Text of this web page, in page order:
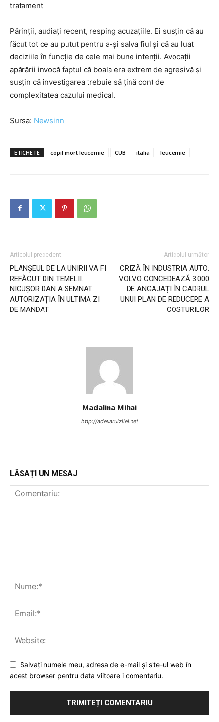
tratament.
Părinții, audiați recent, resping acuzațiile. Ei susțin că au
făcut tot ce au putut pentru a-și salva fiul și că au luat
deciziile în funcție de cele mai bune intenții. Avocații
apărării invocă faptul că boala era extrem de agresivă și
susțin că investigarea trebuie să țină cont de
complexitatea cazului medical.
Sursa: Newsinn
ETICHETE copil mort leucemie CUB italia leucemie
Articolul precedent
PLANȘEUL DE LA UNIRII VA FI
REFĂCUT DIN TEMELII.
NICUȘOR DAN A SEMNAT
AUTORIZAȚIA ÎN ULTIMA ZI
DE MANDAT
Articolul următor
CRIZĂ ÎN INDUSTRIA AUTO:
VOLVO CONCEDEAZĂ 3.000
DE ANGAJAȚI ÎN CADRUL
UNUI PLAN DE REDUCERE A
COSTURILOR
Madalina Mihai
http://adevarulzilei.net
LĂSAȚI UN MESAJ
Salvați numele meu, adresa de e-mail și site-ul web în
acest browser pentru data viitoare i comentariu.